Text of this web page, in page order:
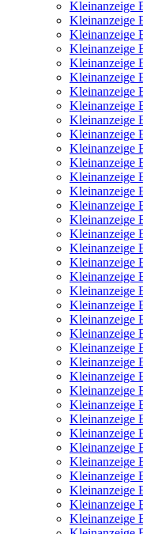
Kleinanzeige
Kleinanzeige
Kleinanzeige
Kleinanzeige
Kleinanzeige
Kleinanzeige
Kleinanzeige
Kleinanzeige
Kleinanzeige
Kleinanzeige
Kleinanzeige
Kleinanzeige
Kleinanzeige
Kleinanzeige
Kleinanzeige
Kleinanzeige
Kleinanzeige
Kleinanzeige
Kleinanzeige
Kleinanzeige
Kleinanzeige
Kleinanzeige
Kleinanzeige
Kleinanzeige
Kleinanzeige
Kleinanzeige
Kleinanzeige
Kleinanzeige
Kleinanzeige
Kleinanzeige
Kleinanzeige
Kleinanzeige
Kleinanzeige
Kleinanzeige
Kleinanzeige
Kleinanzeige
Kleinanzeige